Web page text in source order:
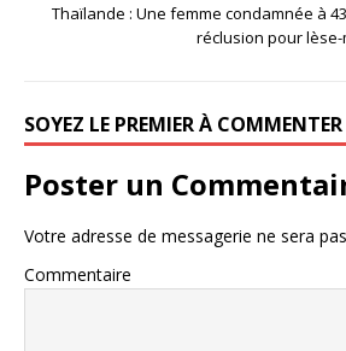
Thaïlande : Une femme condamnée à
réclusion pour
SOYEZ LE PREMIER À COMMENTER
Poster un
Votre adresse de messagerie ne sera
Commentaire